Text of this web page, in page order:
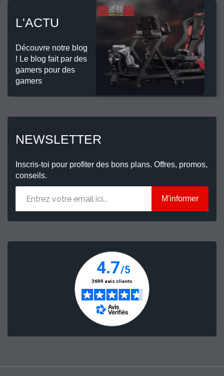
L'ACTU
Découvre notre blog
! Le blog fait par des
gamers pour des
gamers
NEWSLETTER
Inscris-toi pour profiter des bons plans. Offres, promos,
conseils.
M'informer